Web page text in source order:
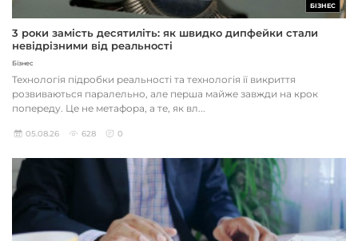
БІЗНЕС
3 роки замість десятиліть: як швидко дипфейки стали
невідрізними від реальності
Бізнес
Технологія підробки реальності та технологія її викриття
розвиваються паралельно, але перша майже завжди на крок
попереду. Це не метафора, а те, як вл...
05.08.26 628 0